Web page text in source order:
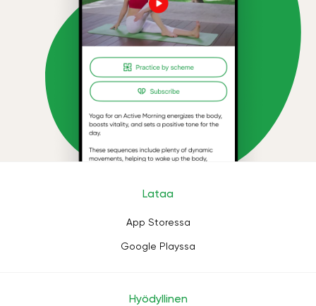
Lataa
App Storessa
Google Playssa
Hyödyllinen